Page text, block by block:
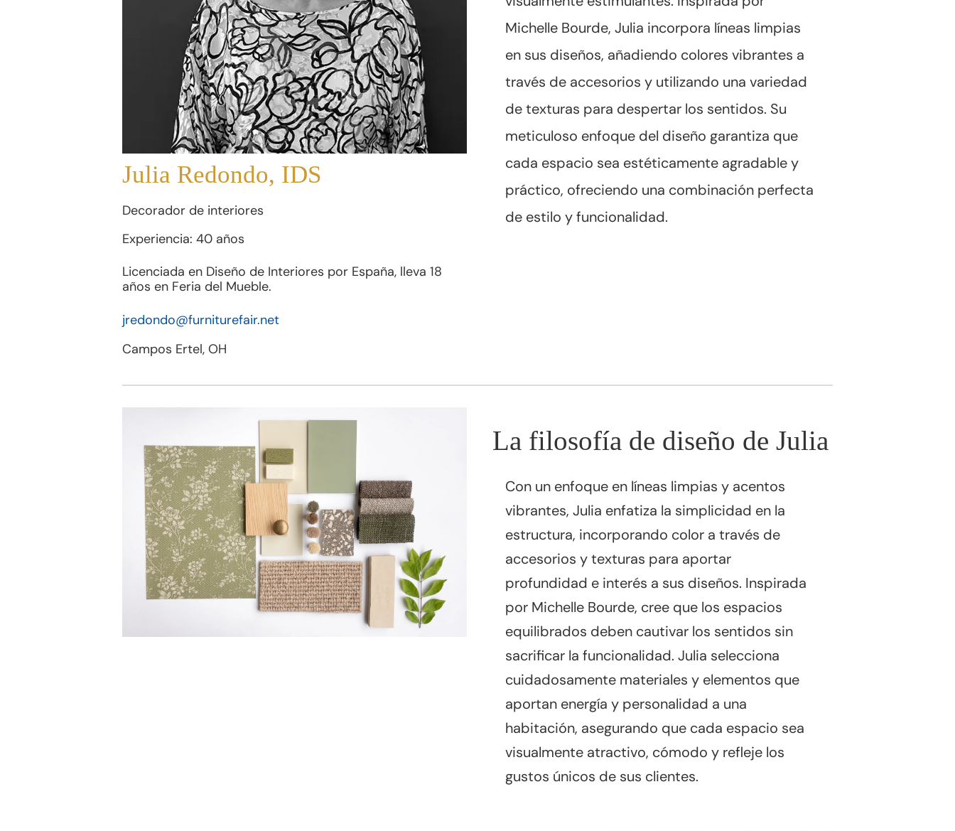
Julia Redondo, IDS
Decorador de interiores
Experiencia: 40 años
Licenciada en Diseño de Interiores por España, lleva 18
años en Feria del Mueble.
jredondo@furniturefair.net
Campos Ertel, OH
Michelle Bourde, Julia incorpora líneas limpias
en sus diseños, añadiendo colores vibrantes a
través de accesorios y utilizando una variedad
de texturas para despertar los sentidos. Su
meticuloso enfoque del diseño garantiza que
cada espacio sea estéticamente agradable y
práctico, ofreciendo una combinación perfecta
de estilo y funcionalidad.
La filosofía de diseño de Julia
Con un enfoque en líneas limpias y acentos
vibrantes, Julia enfatiza la simplicidad en la
estructura, incorporando color a través de
accesorios y texturas para aportar
profundidad e interés a sus diseños. Inspirada
por Michelle Bourde, cree que los espacios
equilibrados deben cautivar los sentidos sin
sacrificar la funcionalidad. Julia selecciona
cuidadosamente materiales y elementos que
aportan energía y personalidad a una
habitación, asegurando que cada espacio sea
visualmente atractivo, cómodo y refleje los
gustos únicos de sus clientes.